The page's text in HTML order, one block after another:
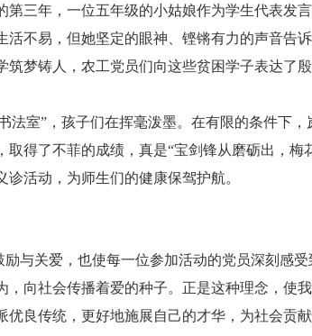
第三年，一位五年级的小姑娘作为学生代表发
活不易，但她坚定的眼神、铿锵有力的声音告
筑梦铸人，农工党员们向这些贫困学子表达了
法室”，孩子们在挥毫泼墨。在有限的条件下
取得了不菲的成绩，真是“宝剑锋从磨砺出，梅
活动，为师生们的健康保驾护航。
与关爱，也使每一位参加活动的党员深刻感
，向社会传播着爱的种子。正是这种理念，使
良传统，更好地施展自己的才华，为社会贡献